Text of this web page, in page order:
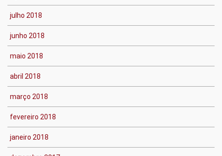
julho 2018
junho 2018
maio 2018
abril 2018
março 2018
fevereiro 2018
janeiro 2018